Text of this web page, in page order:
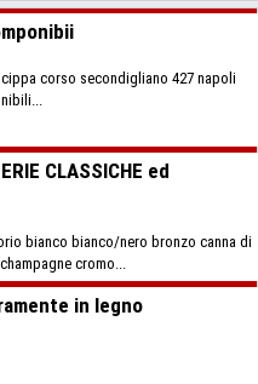
corso secondigliano 427 napoli
CLASSICHE ed
bianco bianco/nero bronzo canna di
cromo...
in legno